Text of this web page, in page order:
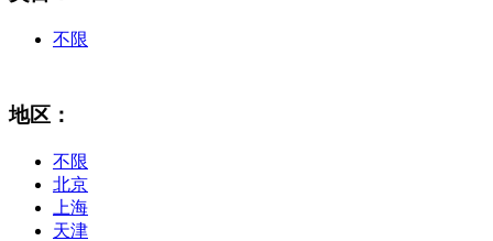
不限
地区：
不限
北京
上海
天津